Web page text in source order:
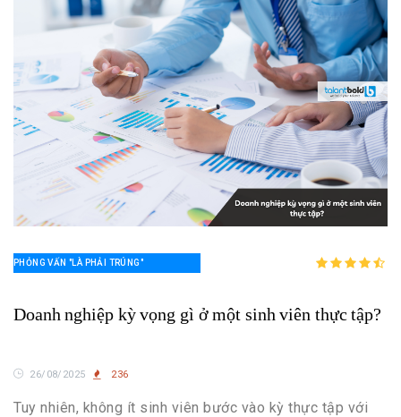
PHỎNG VẤN "LÀ PHẢI TRÚNG"
Doanh nghiệp kỳ vọng gì ở một sinh viên thực tập?
26/08/2025 236
Tuy nhiên, không ít sinh viên bước vào kỳ thực tập với